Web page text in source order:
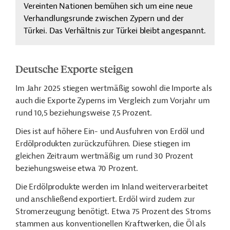
Vereinten Nationen bemühen sich um eine neue
Verhandlungsrunde zwischen Zypern und der
Türkei. Das Verhältnis zur Türkei bleibt angespannt.
Deutsche Exporte steigen
Im Jahr 2025 stiegen wertmäßig sowohl die Importe als
auch die Exporte Zyperns im Vergleich zum Vorjahr um
rund 10,5 beziehungsweise 7,5 Prozent.
Dies ist auf höhere Ein- und Ausfuhren von Erdöl und
Erdölprodukten zurückzuführen. Diese stiegen im
gleichen Zeitraum wertmäßig um rund 30 Prozent
beziehungsweise etwa 70 Prozent.
Die Erdölprodukte werden im Inland weiterverarbeitet
und anschließend exportiert. Erdöl wird zudem zur
Stromerzeugung benötigt. Etwa 75 Prozent des Stroms
stammen aus konventionellen Kraftwerken, die Öl als